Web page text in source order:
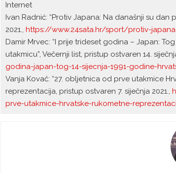
Internet
Ivan Radnić: “Protiv Japana: Na današnji su dan
2021., https://www.24sata.hr/sport/protiv-
Damir Mrvec: “I prije trideset godina – Japan:
utakmicu”, Večernji list, pristup ostvaren 14.
godina-japan-tog-14-sijecnja-1991-godine-
Vanja Kovač: “27. obljetnica od prve utakmice
reprezentacija, pristup ostvaren 7. siječnja 2021.,
prve-utakmice-hrvatske-rukometne-